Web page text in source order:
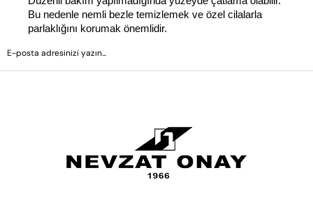
Bu nedenle nemli bezle temizlemek ve özel cilalarla
parlaklığını korumak önemlidir.